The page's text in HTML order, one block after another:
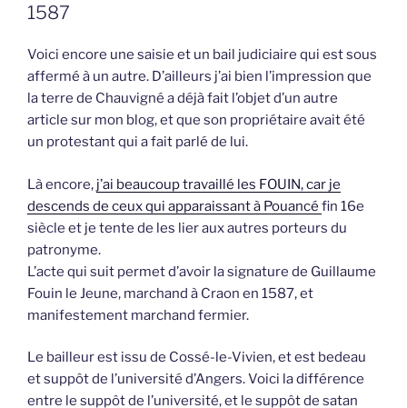
1587
Voici encore une saisie et un bail judiciaire qui est sous
affermé à un autre. D’ailleurs j’ai bien l’impression que
la terre de Chauvigné a déjà fait l’objet d’un autre
article sur mon blog, et que son propriétaire avait été
un protestant qui a fait parlé de lui.
Là encore, j’ai beaucoup travaillé les FOUIN, car je
descends de ceux qui apparaissant à Pouancé fin 16e
siècle et je tente de les lier aux autres porteurs du
patronyme.
L’acte qui suit permet d’avoir la signature de Guillaume
Fouin le Jeune, marchand à Craon en 1587, et
manifestement marchand fermier.
Le bailleur est issu de Cossé-le-Vivien, et est bedeau
et suppôt de l’université d’Angers. Voici la différence
entre le suppôt de l’université, et le suppôt de satan